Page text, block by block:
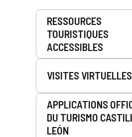
Prestations
RESSOURCES
TOURISTIQUES
ACCESSIBLES
VISITES VIRTUELLES
APPLICATIONS
DU TURISMO
LEÓN